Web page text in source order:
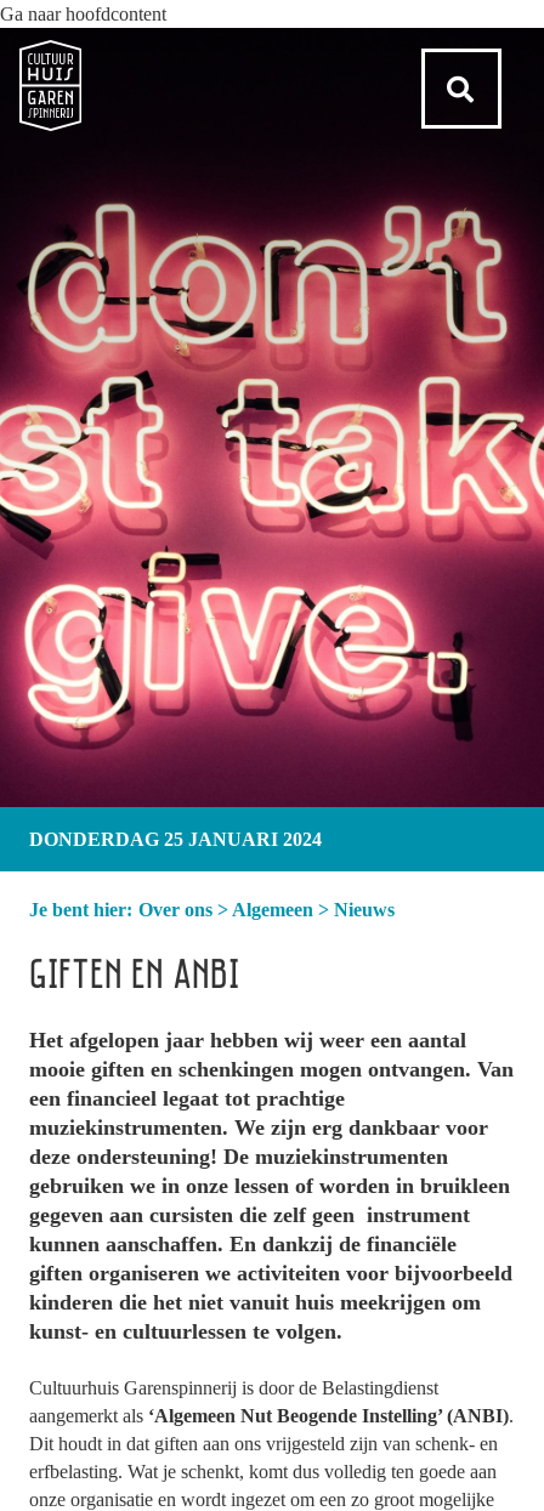
Ga naar hoofdcontent
DONDERDAG 25 JANUARI 2024
Je bent hier: Over ons > Algemeen > Nieuws
GIFTEN EN ANBI
Het afgelopen jaar hebben wij weer een aantal
mooie giften en schenkingen mogen ontvangen. Van
een financieel legaat tot prachtige
muziekinstrumenten. We zijn erg dankbaar voor
deze ondersteuning! De muziekinstrumenten
gebruiken we in onze lessen of worden in bruikleen
gegeven aan cursisten die zelf geen instrument
kunnen aanschaffen. En dankzij de financiële
giften organiseren we activiteiten voor bijvoorbeeld
kinderen die het niet vanuit huis meekrijgen om
kunst- en cultuurlessen te volgen.
Cultuurhuis Garenspinnerij is door de Belastingdienst
aangemerkt als ‘Algemeen Nut Beogende Instelling’ (ANBI).
Dit houdt in dat giften aan ons vrijgesteld zijn van schenk- en
erfbelasting. Wat je schenkt, komt dus volledig ten goede aan
onze organisatie en wordt ingezet om een zo groot mogelijke